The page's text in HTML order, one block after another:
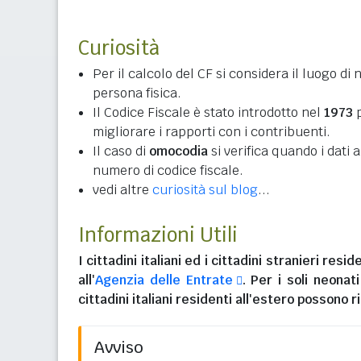
Curiosità
Per il calcolo del CF si considera il luogo di
persona fisica.
Il Codice Fiscale è stato introdotto nel 1973
migliorare i rapporti con i contribuenti.
Il caso di omocodiasi verifica quando i dati
numero di codice fiscale.
vedi altre curiosità sul blog...
Informazioni Utili
I cittadini italiani ed i cittadini stranieri
all'Agenzia delle Entrate
. Per i soli
cittadini italiani residenti all'esteropossono
Avviso